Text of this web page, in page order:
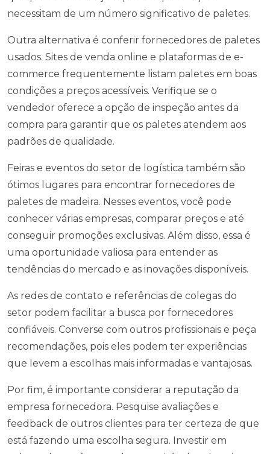
necessitam de um número significativo de paletes.
Outra alternativa é conferir fornecedores de paletes
usados. Sites de venda online e plataformas de e-
commerce frequentemente listam paletes em boas
condições a preços acessíveis. Verifique se o
vendedor oferece a opção de inspeção antes da
compra para garantir que os paletes atendem aos
padrões de qualidade.
Feiras e eventos do setor de logística também são
ótimos lugares para encontrar fornecedores de
paletes de madeira. Nesses eventos, você pode
conhecer várias empresas, comparar preços e até
conseguir promoções exclusivas. Além disso, essa é
uma oportunidade valiosa para entender as
tendências do mercado e as inovações disponíveis.
As redes de contato e referências de colegas do
setor podem facilitar a busca por fornecedores
confiáveis. Converse com outros profissionais e peça
recomendações, pois eles podem ter experiências
que levem a escolhas mais informadas e vantajosas.
Por fim, é importante considerar a reputação da
empresa fornecedora. Pesquise avaliações e
feedback de outros clientes para ter certeza de que
está fazendo uma escolha segura. Investir em